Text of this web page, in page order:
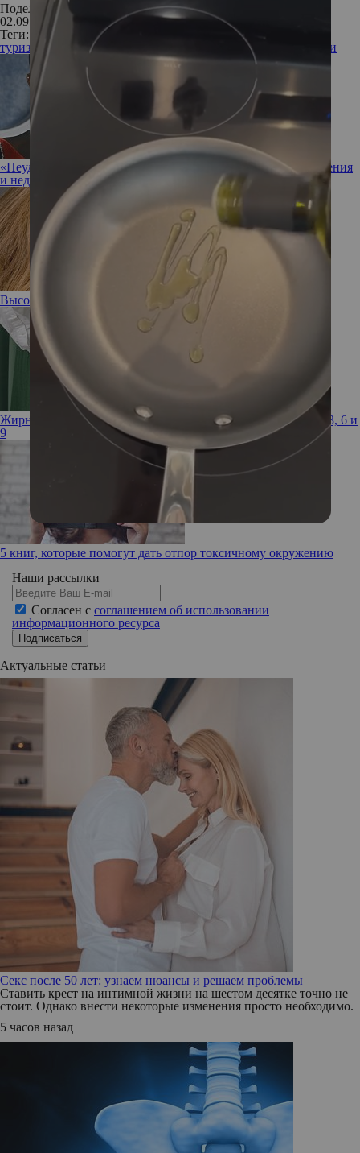
Поделиться:
02.09.2016
Теги:
туризм медицинский туризм курорты санатории
«Неудачник в любви»: почему распались очередные отношения
и недолгий брак Джошуа Джексона
Высокая проба: 3 весенних образа от Елены Кулецкой
Жирные кислоты: как получить необходимый запас Омега-3, 6 и
9
5 книг, которые помогут дать отпор токсичному окружению
Наши рассылки
Согласен с соглашением об использовании
информационного ресурса
Подписаться
Актуальные статьи
Секс после 50 лет: узнаем нюансы и решаем проблемы
Ставить крест на интимной жизни на шестом десятке точно не
стоит. Однако внести некоторые изменения просто необходимо.
5 часов назад